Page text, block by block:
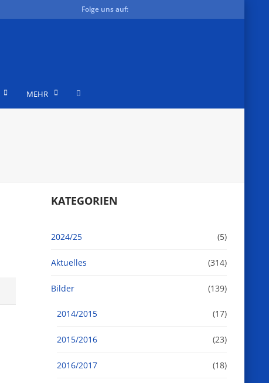
Folge uns auf:
MEHR
KATEGORIEN
2024/25 (5)
Aktuelles (314)
Bilder (139)
2014/2015 (17)
2015/2016 (23)
2016/2017 (18)